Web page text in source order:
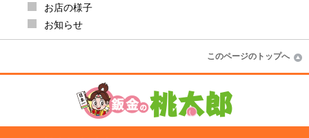
お店の様子
お知らせ
このページのトップへ